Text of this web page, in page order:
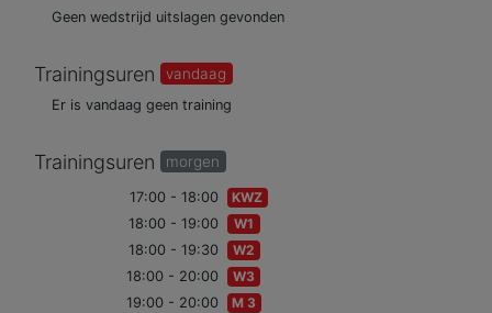
Geen wedstrijd uitslagen gevonden
Trainingsuren vandaag
Er is vandaag geen training
Trainingsuren morgen
17:00 - 18:00
KWZ
18:00 - 19:00
W1
18:00 - 19:30
W2
18:00 - 20:00
W3
19:00 - 20:00
M 3